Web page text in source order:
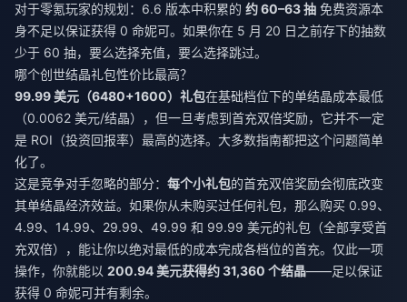
对于零氪玩家的规划：6.6 版本中积累的 约 60–63 抽 免费资源本
身不足以保证获得 0 命妮可。如果你在 5 月 20 日之前存下的抽数
少于 60 抽，要么选择充值，要么选择跳过。
哪个创世结晶礼包性价比最高？
99.99 美元（6480+1600）礼包在基础档位下的单结晶成本最低
（0.0062 美元/结晶），但一旦考虑到首充双倍奖励，它并不一定
是 ROI（投资回报率）最高的选择。大多数指南都把这个问题简单
化了。
这是竞争对手忽略的部分： 每个小礼包的首充双倍奖励会彻底改变
其单结晶经济效益。如果你从未购买过任何礼包，那么购买 0.99、
4.99、14.99、29.99、49.99 和 99.99 美元的礼包（全部享受首
充双倍），能让你以绝对最低的成本完成各档位的首充。仅此一项
操作，你就能以 200.94 美元获得约 31,360 个结晶——足以保证
获得 0 命妮可并有剩余。